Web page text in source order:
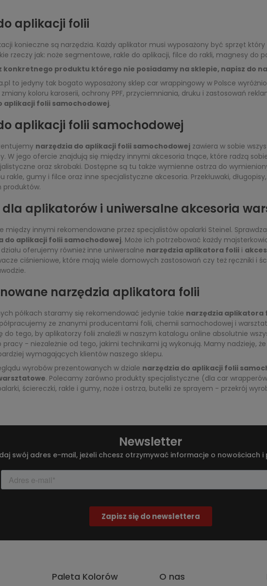
aplikacji folii
konieczne są narzędzia. Każdy aplikator musi wyposażony być sprzęt
rzeczy jak: noże segmentowe, rakle do aplikacji, filce do rakli, magnesy do
konkretnego produktu którego nie posiadamy na sklepie, napisz do
to jedyny tak bogato wyposażony sklep car wrappingowy w Polsce
koloru karoserii, ochrony PPF, przyciemniania, druku i zastosowań
aplikacji folii samochodowej.
aplikacji folii samochodowej
narzędzia do aplikacji folii samochodowejzawiera w sobie
W jego ofercie znajdują się między innymi akcesoria tnące, które radzą
oraz skrobaki. Dostępne są tu także wymienne ostrza do
rakle, gumy i filce oraz inne specjalistyczne akcesoria. Przekłuwaki,
produktów.
dla aplikatorów i uniwersalne akcesoria
między innymi rekomendowane przez specjalistów opalarki Steinel.
do aplikacji folii samochodowej. Może ich potrzebować każdy
oferujemy również inne uniwersalne narzędzia aplikatora foliii
ciśnieniowe, które mają wiele domowych zastosowań czy też ręczniki i
narzędzia aplikatora folii
półkach staramy się rekomendować jedynie takie narzędzia aplikatora
ze znanymi producentami folii, chemii samochodowej i
do tego, by aplikatorzy folii znaleźli w naszym katalogu online absolutnie
pracy - niezależnie od tego, jakimi technikami ją wykonują. Mamy nadzieję,
wymagających klientów naszego sklepu.
wyrobów prezentowanych w dziale narzędzia do aplikacji folii
. Polecamy zarówno produkty specjalistyczne (dla car
ściereczki, rakle i gumy, noże i ostrza, butelki ze sprayem - przekrój
Newsletter
swój adres e-mail, jeżeli chcesz otrzymywać informacje o nowościach
Paleta Kolorów O nas